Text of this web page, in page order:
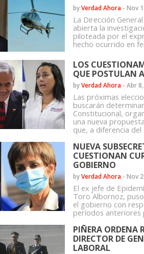
byVerdad Ahora - Nov
La Dirección
abierta la
piloteada por el
hecho ocurrido en
LOS
QUE POSTULAN
byVerdad Ahora - Abr
Las próximas
buscarán
Constitucional,
una nueva
que, a diferencia del
NUEVA
CUESTIONAN
GOBIERNO
byVerdad Ahora - Nov
El ex jefe de
Toro Albornoz,
el gobierno con
períodos anteriores
PIÑERA ORDENA
DIRECTOR DE
LABORAL